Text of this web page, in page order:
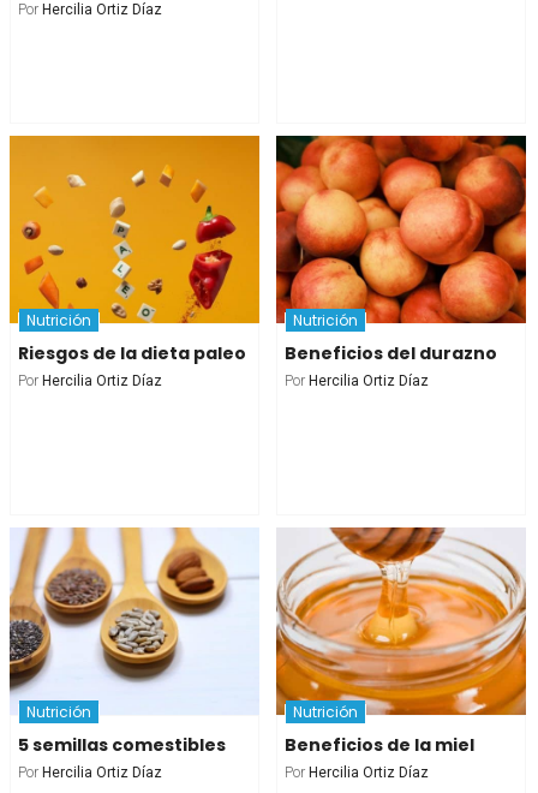
Por Hercilia Ortiz Díaz
Nutrición
Riesgos de la dieta paleo
Por Hercilia Ortiz Díaz
Nutrición
Beneficios del durazno
Por Hercilia Ortiz Díaz
Nutrición
5 semillas comestibles
Por Hercilia Ortiz Díaz
Nutrición
Beneficios de la miel
Por Hercilia Ortiz Díaz